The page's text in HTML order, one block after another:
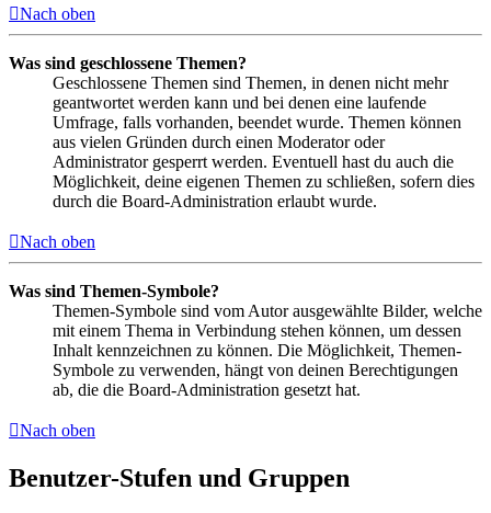
Nach oben
Was sind geschlossene Themen?
Geschlossene Themen sind Themen, in denen nicht mehr
geantwortet werden kann und bei denen eine laufende
Umfrage, falls vorhanden, beendet wurde. Themen können
aus vielen Gründen durch einen Moderator oder
Administrator gesperrt werden. Eventuell hast du auch die
Möglichkeit, deine eigenen Themen zu schließen, sofern dies
durch die Board-Administration erlaubt wurde.
Nach oben
Was sind Themen-Symbole?
Themen-Symbole sind vom Autor ausgewählte Bilder, welche
mit einem Thema in Verbindung stehen können, um dessen
Inhalt kennzeichnen zu können. Die Möglichkeit, Themen-
Symbole zu verwenden, hängt von deinen Berechtigungen
ab, die die Board-Administration gesetzt hat.
Nach oben
Benutzer-Stufen und Gruppen